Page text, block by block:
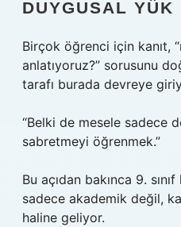
DUYGUSAL YÜK
Birçok öğrenci için kanıt,
anlatıyoruz?” sorusunu
tarafı burada devreye
“Belki de mesele sadece
sabretmeyi öğrenmek.”
Bu açıdan bakınca 9.
sadece akademik değil,
haline geliyor.